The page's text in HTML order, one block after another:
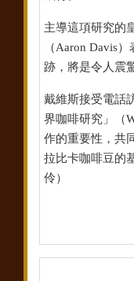
主導這項研究的
（Aaron Davis
跡，將是令人震
戴維斯接受電話
界咖啡研究」（
作的重要性，共
拉比卡咖啡豆的
伶）